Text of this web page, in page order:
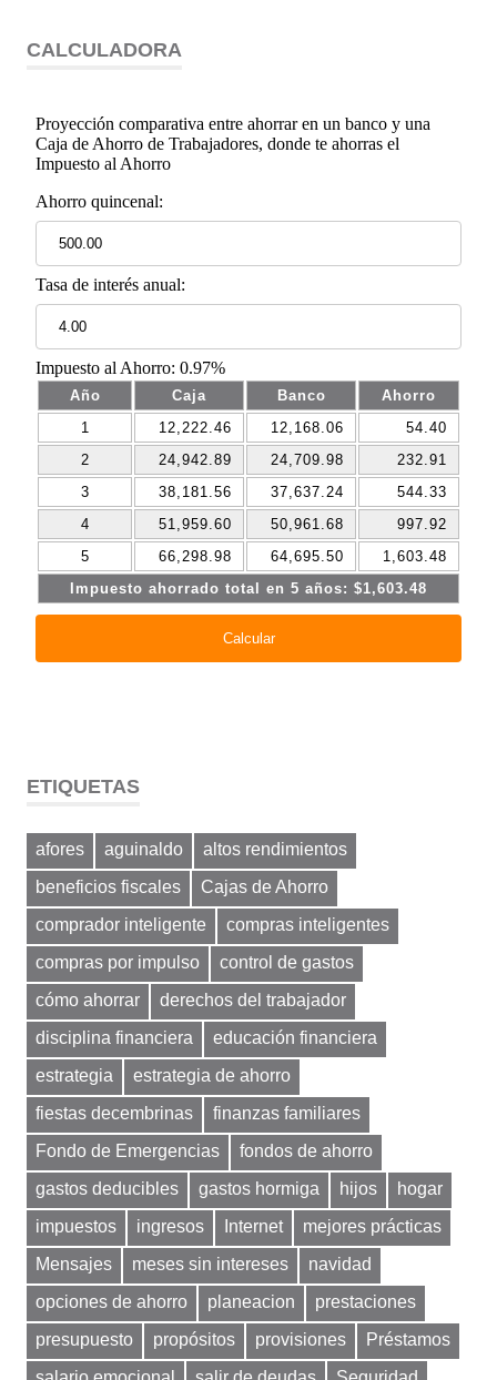
CALCULADORA
ETIQUETAS
afores aguinaldo
altos rendimientos
beneficios fiscales
Cajas de Ahorro
comprador inteligente
compras inteligentes
compras por impulso
control de gastos
cómo ahorrar
derechos del trabajador
disciplina financiera
educación financiera
estrategia
estrategia de ahorro
fiestas decembrinas
finanzas familiares
Fondo de Emergencias
fondos de ahorro
gastos deducibles
gastos hormiga hijos
hogar
impuestos
ingresos Internet
mejores prácticas
Mensajes
meses sin intereses
navidad
opciones de ahorro
planeacion
prestaciones
presupuesto
propósitos provisiones
Préstamos